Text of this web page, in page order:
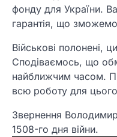
фонду для України.
гарантія, що
Військові полонені,
Сподіваємось, що
найближчим часом.
всю роботу для
Звернення
1508-го дня війни.